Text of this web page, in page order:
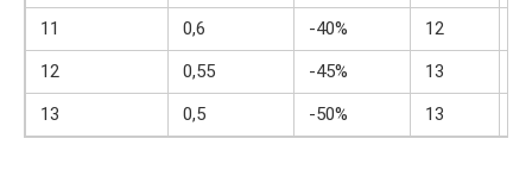
11
0,6 -40% 12
12
0,55 -45% 13
13
0,5 -50% 13